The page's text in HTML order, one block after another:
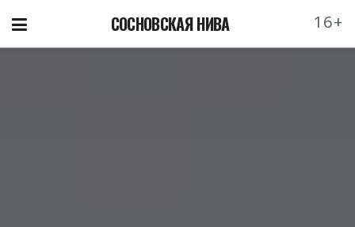
СОСНОВСКАЯ НИВА 16+